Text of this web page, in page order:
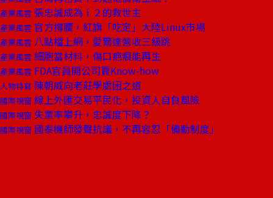
產業風雲 張忠誠成為ｉ２的救世主
產業風雲 官方撐腰，紅旗「吃定」大陸Linux市場
產業風雲 八點檔上網，愛爾達營收三級跳
產業風雲 細胞當材料，傷口疤痕能再生
產業風雲 FDA官員開公司賣Know-how
人物特寫 陳朝威向老莊學處困之道
國際視窗 線上外匯交易平民化，投資人自負風險
國際視窗 失業率攀升，忠誠度下降？
國際視窗 國泰機師發聲抗議，不再容忍「備勤制度」